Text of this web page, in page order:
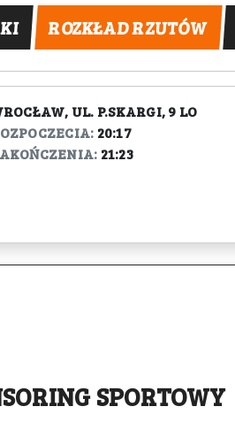
ROZKŁAD RZUTÓW
UL. P.SKARGI, 9 LO
20:17
21:23
SPORTOWY